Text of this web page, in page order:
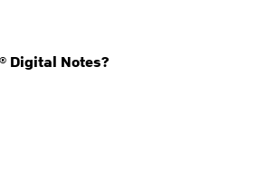
Digital Notes?